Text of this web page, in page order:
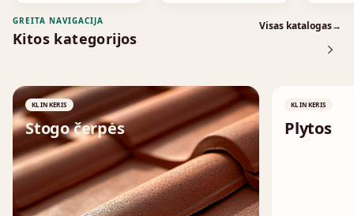
GREITA NAVIGACIJA
Kitos kategorijos
Visas katalogas→
KLINKERIS
Stogo čerpės
↗
KLINKERIS
Plytos